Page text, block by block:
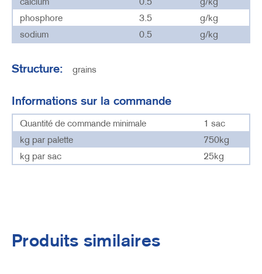
phosphore
3.5
g/kg
sodium
0.5 g/kg
Structure: grains
Informations sur la commande
Quantité de commande minimale
1 sac
kg par palette
750kg
kg par sac
25kg
Produits similaires